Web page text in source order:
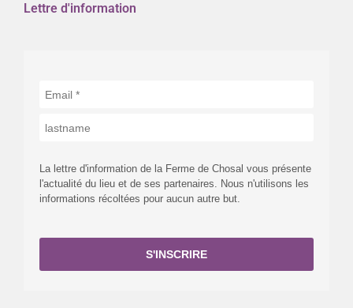
Lettre d'information
La lettre d'information de la Ferme de Chosal vous présente
l'actualité du lieu et de ses partenaires. Nous n'utilisons les
informations récoltées pour aucun autre but.